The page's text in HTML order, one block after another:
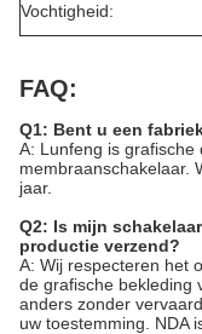
Vochtigheid:
FAQ:
Q1: Bent u een
A: Lunfeng is
membraanschakelaar.
jaar.
Q2: Is mijn
productie verzend?
A: Wij respecteren het
de grafische bekleding
anders zonder
uw toestemming. NDA